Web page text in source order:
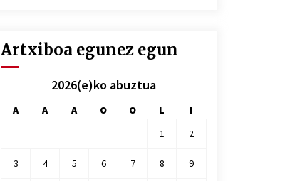
Artxiboa egunez egun
2026(e)ko abuztua
A A A O O L
I
1
2
3 4 5 6 7 8 9